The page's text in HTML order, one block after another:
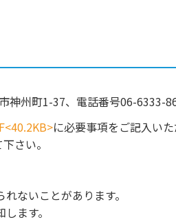
州町1-37、電話番号06-6333-
に必要事項をご記入い
さい。
ないことがあります。
ます。